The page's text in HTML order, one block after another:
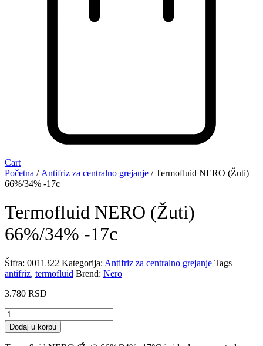
Cart
Početna / Antifriz za centralno grejanje / Termofluid NERO (Žuti)
66%/34% -17c
Termofluid NERO (Žuti)
66%/34% -17c
Šifra: 0011322 Kategorija: Antifriz za centralno grejanje Tags
antifriz, termofluid Brend: Nero
3.780 RSD
Termofluid
NERO
(Žuti)
Dodaj u korpu